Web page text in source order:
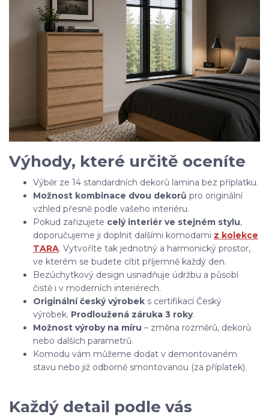
Výhody, které určitě oceníte
Výběr ze 14 standardních dekorů lamina bez příplatku.
Možnost kombinace dvou dekorů pro originální
vzhled přesně podle vašeho interiéru.
Pokud zařizujete celý interiér ve stejném stylu,
doporučujeme ji doplnit dalšími komodami z kolekce
TARA. Vytvoříte tak jednotný a harmonický prostor,
ve kterém se budete cítit příjemně každý den.
Bezúchytkový design usnadňuje údržbu a působí
čistě i v moderních interiérech.
Originální český výrobek s certifikací Český
výrobek. Prodloužená záruka 3 roky.
Možnost výroby na míru – změna rozměrů, dekorů
nebo dalších parametrů.
Komodu vám můžeme dodat v demontovaném
stavu nebo již odborně smontovanou (za příplatek).
Každý detail podle vás